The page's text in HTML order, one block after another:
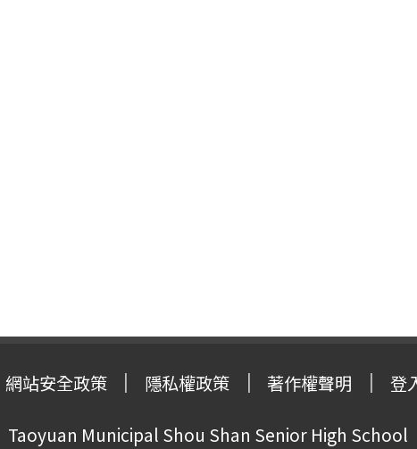
網站安全政策 隱私權政策 著作權聲明 登
Taoyuan Municipal Shou Shan Senior High School